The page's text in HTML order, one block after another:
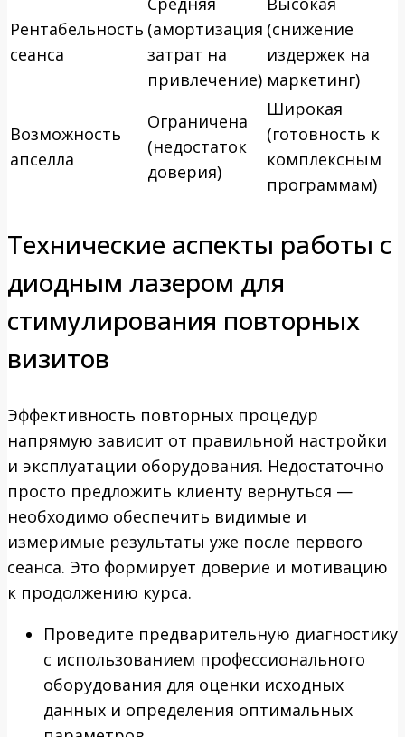
Рентабельность
сеанса
(амортизация
затрат на
привлечение)
(снижение
издержек на
маркетинг)
Возможность
апселла
Ограничена
(недостаток
доверия)
Широкая
(готовность к
комплексным
программам)
Технические аспекты работы с
диодным лазером для
стимулирования повторных
визитов
Эффективность повторных процедур
напрямую зависит от правильной настройки
и эксплуатации оборудования. Недостаточно
просто предложить клиенту вернуться —
необходимо обеспечить видимые и
измеримые результаты уже после первого
сеанса. Это формирует доверие и мотивацию
к продолжению курса.
Проведите предварительную диагностику
с использованием профессионального
оборудования для оценки исходных
данных и определения оптимальных